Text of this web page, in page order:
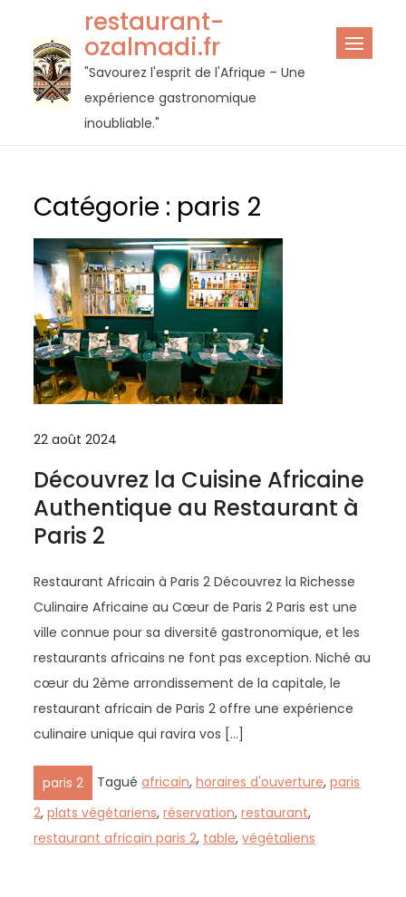
contenu
restaurant-
ozalmadi.fr
"Savourez l'esprit de l'Afrique – Une
expérience gastronomique
inoubliable."
Catégorie : paris 2
22 août 2024
Découvrez la Cuisine Africaine
Authentique au Restaurant à
Paris 2
Restaurant Africain à Paris 2 Découvrez la Richesse
Culinaire Africaine au Cœur de Paris 2 Paris est une
ville connue pour sa diversité gastronomique, et les
restaurants africains ne font pas exception. Niché au
cœur du 2ème arrondissement de la capitale, le
restaurant africain de Paris 2 offre une expérience
culinaire unique qui ravira vos […]
paris 2 Taguéafricain,horaires d'ouverture,paris
2,plats végétariens,réservation,restaurant,
restaurant africain paris 2, table,végétaliens